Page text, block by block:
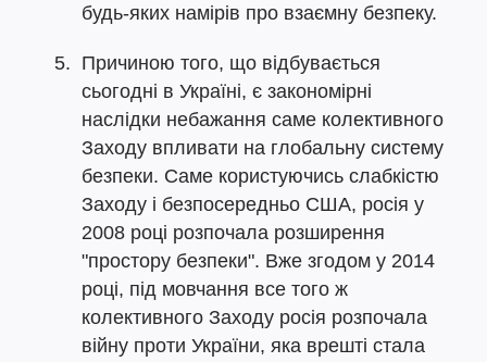
будь-яких намірів про взаємну безпеку.
Причиною того, що відбувається
сьогодні в Україні, є закономірні
наслідки небажання саме колективного
Заходу впливати на глобальну систему
безпеки. Саме користуючись слабкістю
Заходу і безпосередньо США, росія у
2008 році розпочала розширення
"простору безпеки". Вже згодом у 2014
році, під мовчання все того ж
колективного Заходу росія розпочала
війну проти України, яка врешті стала